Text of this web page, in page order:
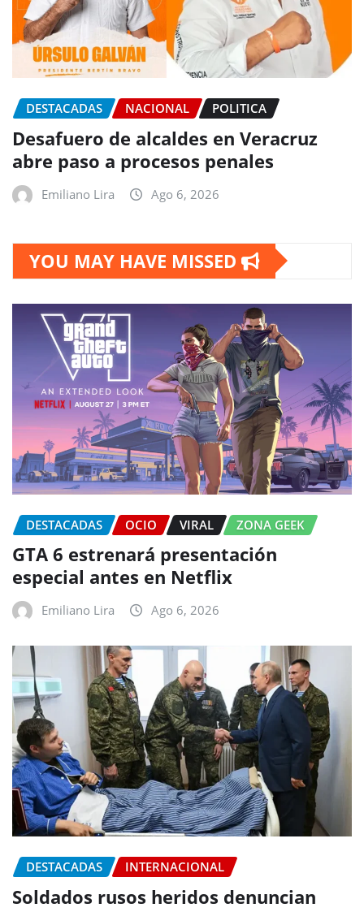
DESTACADAS NACIONAL POLITICA
Desafuero de alcaldes en Veracruz
abre paso a procesos penales
Emiliano Lira Ago 6, 2026
YOU MAY HAVE MISSED
DESTACADAS OCIO VIRAL ZONA GEEK
GTA 6 estrenará presentación
especial antes en Netflix
Emiliano Lira Ago 6, 2026
DESTACADAS INTERNACIONAL
Soldados rusos heridos denuncian